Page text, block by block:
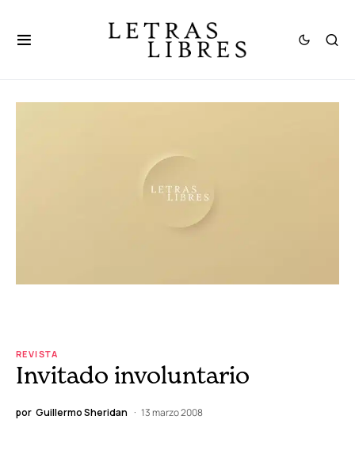
REVISTA
Invitado involuntario
por Guillermo Sheridan 13 marzo 2008